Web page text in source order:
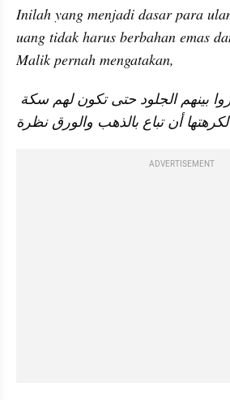
Inilah yang menjadi dasar para
uang tidak harus berbahan emas
Malik pernah mengatakan,
أن تباع بالذهب والورق نظرة
ADVERTISEMENT